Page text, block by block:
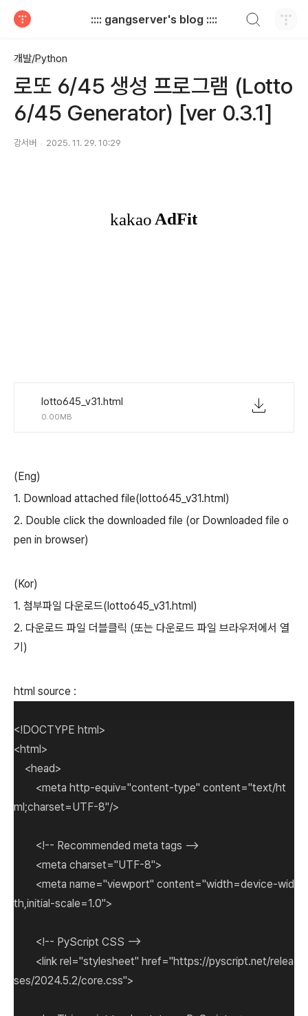
:::: gangserver's blog ::::
개발/Python
로또 6/45 생성 프로그램 (Lotto
6/45 Generator) [ver 0.3.1]
강서버 2025. 11. 29. 10:29
lotto645_v31.html
0.00MB
(Eng)
1. Download attached file(lotto645_v31.html)
2. Double click the downloaded file (or Downloaded file o
pen in browser)
(Kor)
1. 첨부파일 다운로드(lotto645_v31.html)
2. 다운로드 파일 더블클릭 (또는 다운로드 파일 브라우저에서 열
기)
html source :
<!DOCTYPE html>
<html>
<head>
<meta http-equiv="content-type" content="text/ht
ml;charset=UTF-8"/>
<!-- Recommended meta tags -->
<meta charset="UTF-8">
<meta name="viewport" content="width=device-wid
th,initial-scale=1.0">
<!-- PyScript CSS -->
<link rel="stylesheet" href="https://pyscript.net/relea
ses/2024.5.2/core.css">